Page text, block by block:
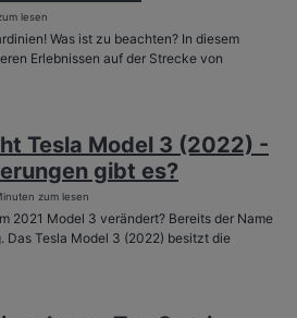
lesen
Was ist zu beachten? In diesem
Erlebnissen auf der Strecke von
Tesla Model 3 (2022) -
gibt es?
zum lesen
2021 Model 3 verändert? Bereits der Name
Das Tesla Model 3 (2022) besitzt die